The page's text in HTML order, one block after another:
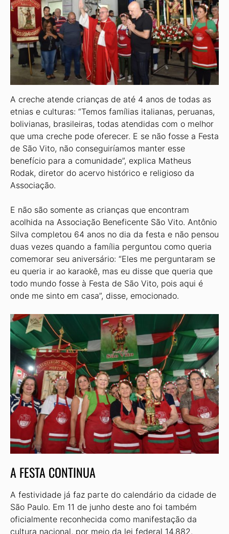
A creche atende crianças de até 4 anos de todas as
etnias e culturas: “Temos famílias italianas, peruanas,
bolivianas, brasileiras, todas atendidas com o melhor
que uma creche pode oferecer. E se não fosse a Festa
de São Vito, não conseguiríamos manter esse
benefício para a comunidade”, explica Matheus
Rodak, diretor do acervo histórico e religioso da
Associação.
E não são somente as crianças que encontram
acolhida na Associação Beneficente São Vito. Antônio
Silva completou 64 anos no dia da festa e não pensou
duas vezes quando a família perguntou como queria
comemorar seu aniversário: “Eles me perguntaram se
eu queria ir ao karaokê, mas eu disse que queria que
todo mundo fosse à Festa de São Vito, pois aqui é
onde me sinto em casa”, disse, emocionado.
A FESTA CONTINUA
A festividade já faz parte do calendário da cidade de
São Paulo. Em 11 de junho deste ano foi também
oficialmente reconhecida como manifestação da
cultura nacional, por meio da lei federal 14.882.